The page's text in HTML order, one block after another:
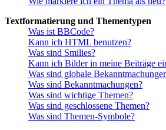
Textformatierung und Thementypen
Was ist BBCode?
Kann ich HTML benutzen?
Was sind Smilies?
Kann ich Bilder in meine Beiträge
Was sind globale
Was sind Bekanntmachungen?
Was sind wichtige Themen?
Was sind geschlossene Themen?
Was sind Themen-Symbole?